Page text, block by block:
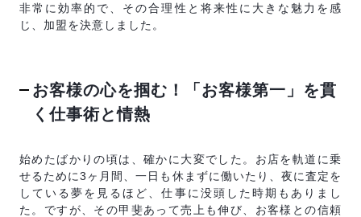
非常に効率的で、その合理性と将来性に大きな魅力を感
じ、加盟を決意しました。
お客様の心を掴む！「お客様第一」を貫
く仕事術と情熱
始めたばかりの頃は、確かに大変でした。お店を軌道に乗
せるために3ヶ月間、一日も休まずに働いたり、夜に査定を
している夢を見るほど、仕事に没頭した時期もありまし
た。ですが、その甲斐あって売上も伸び、お客様との信頼